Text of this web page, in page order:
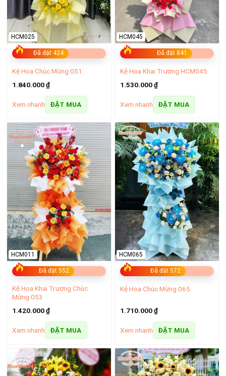
Đã đặt 424
HCM025
Kệ Hoa Chúc Mừng 051
1.840.000₫
Xem nhanh ĐẶT MUA
Đã đặt 841
HCM045
Kệ Hoa Khai Trương HCM045
1.530.000₫
Xem nhanh ĐẶT MUA
Đã đặt 552
HCM011
Kệ Hoa Khai Trương Chúc
Mừng 053
1.420.000₫
Xem nhanh ĐẶT MUA
Đã đặt 572
HCM065
Kệ Hoa Chúc Mừng 065
1.710.000₫
Xem nhanh ĐẶT MUA